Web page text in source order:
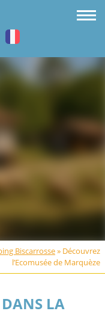
Biscarrosse» Découvrez
l’Ecomusée de Marquèze
DANS LA